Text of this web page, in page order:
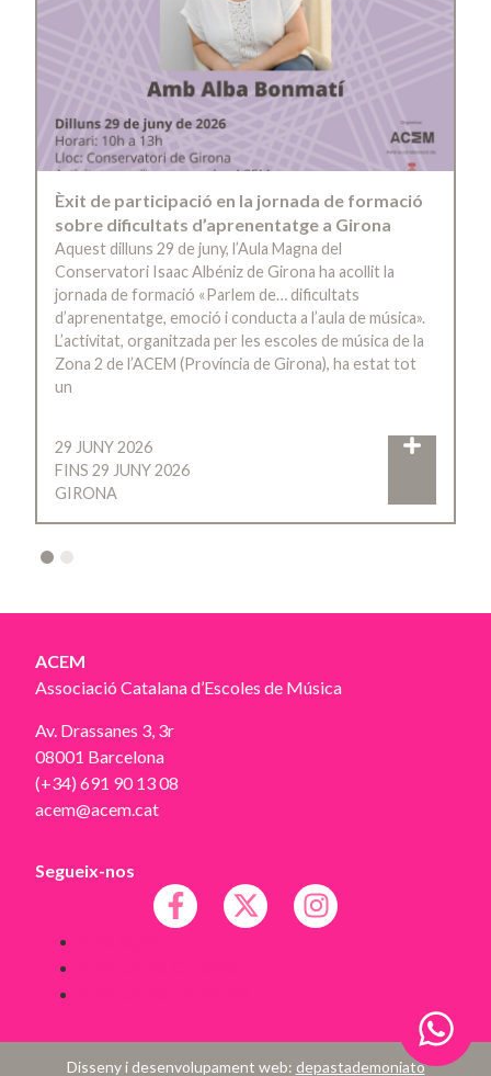
Èxit de participació en la jornada de formació
sobre dificultats d’aprenentatge a Girona
Aquest dilluns 29 de juny, l’Aula Magna del
Conservatori Isaac Albéniz de Girona ha acollit la
jornada de formació «Parlem de… dificultats
d’aprenentatge, emoció i conducta a l’aula de música».
L’activitat, organitzada per les escoles de música de la
Zona 2 de l’ACEM (Província de Girona), ha estat tot
un
29 JUNY 2026
FINS 29 JUNY 2026
GIRONA
ACEM
Associació Catalana d’Escoles de Música
Av. Drassanes 3, 3r
08001 Barcelona
(+34) 691 90 13 08
acem@acem.cat
Segueix-nos
Disseny i desenvolupament web: depastademoniato